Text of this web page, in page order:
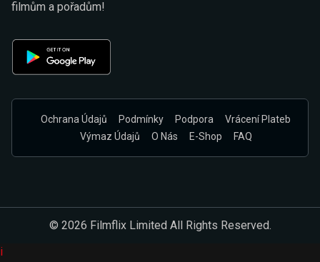
filmům a pořadům!
Ochrana Údajů Podmínky Podpora
Vrácení Plateb
Výmaz Údajů
O Nás E-Shop FAQ
© 2026 Filmflix Limited All Rights Reserved.
i